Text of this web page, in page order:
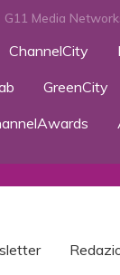
G11 Media
ChannelCity
GreenCity